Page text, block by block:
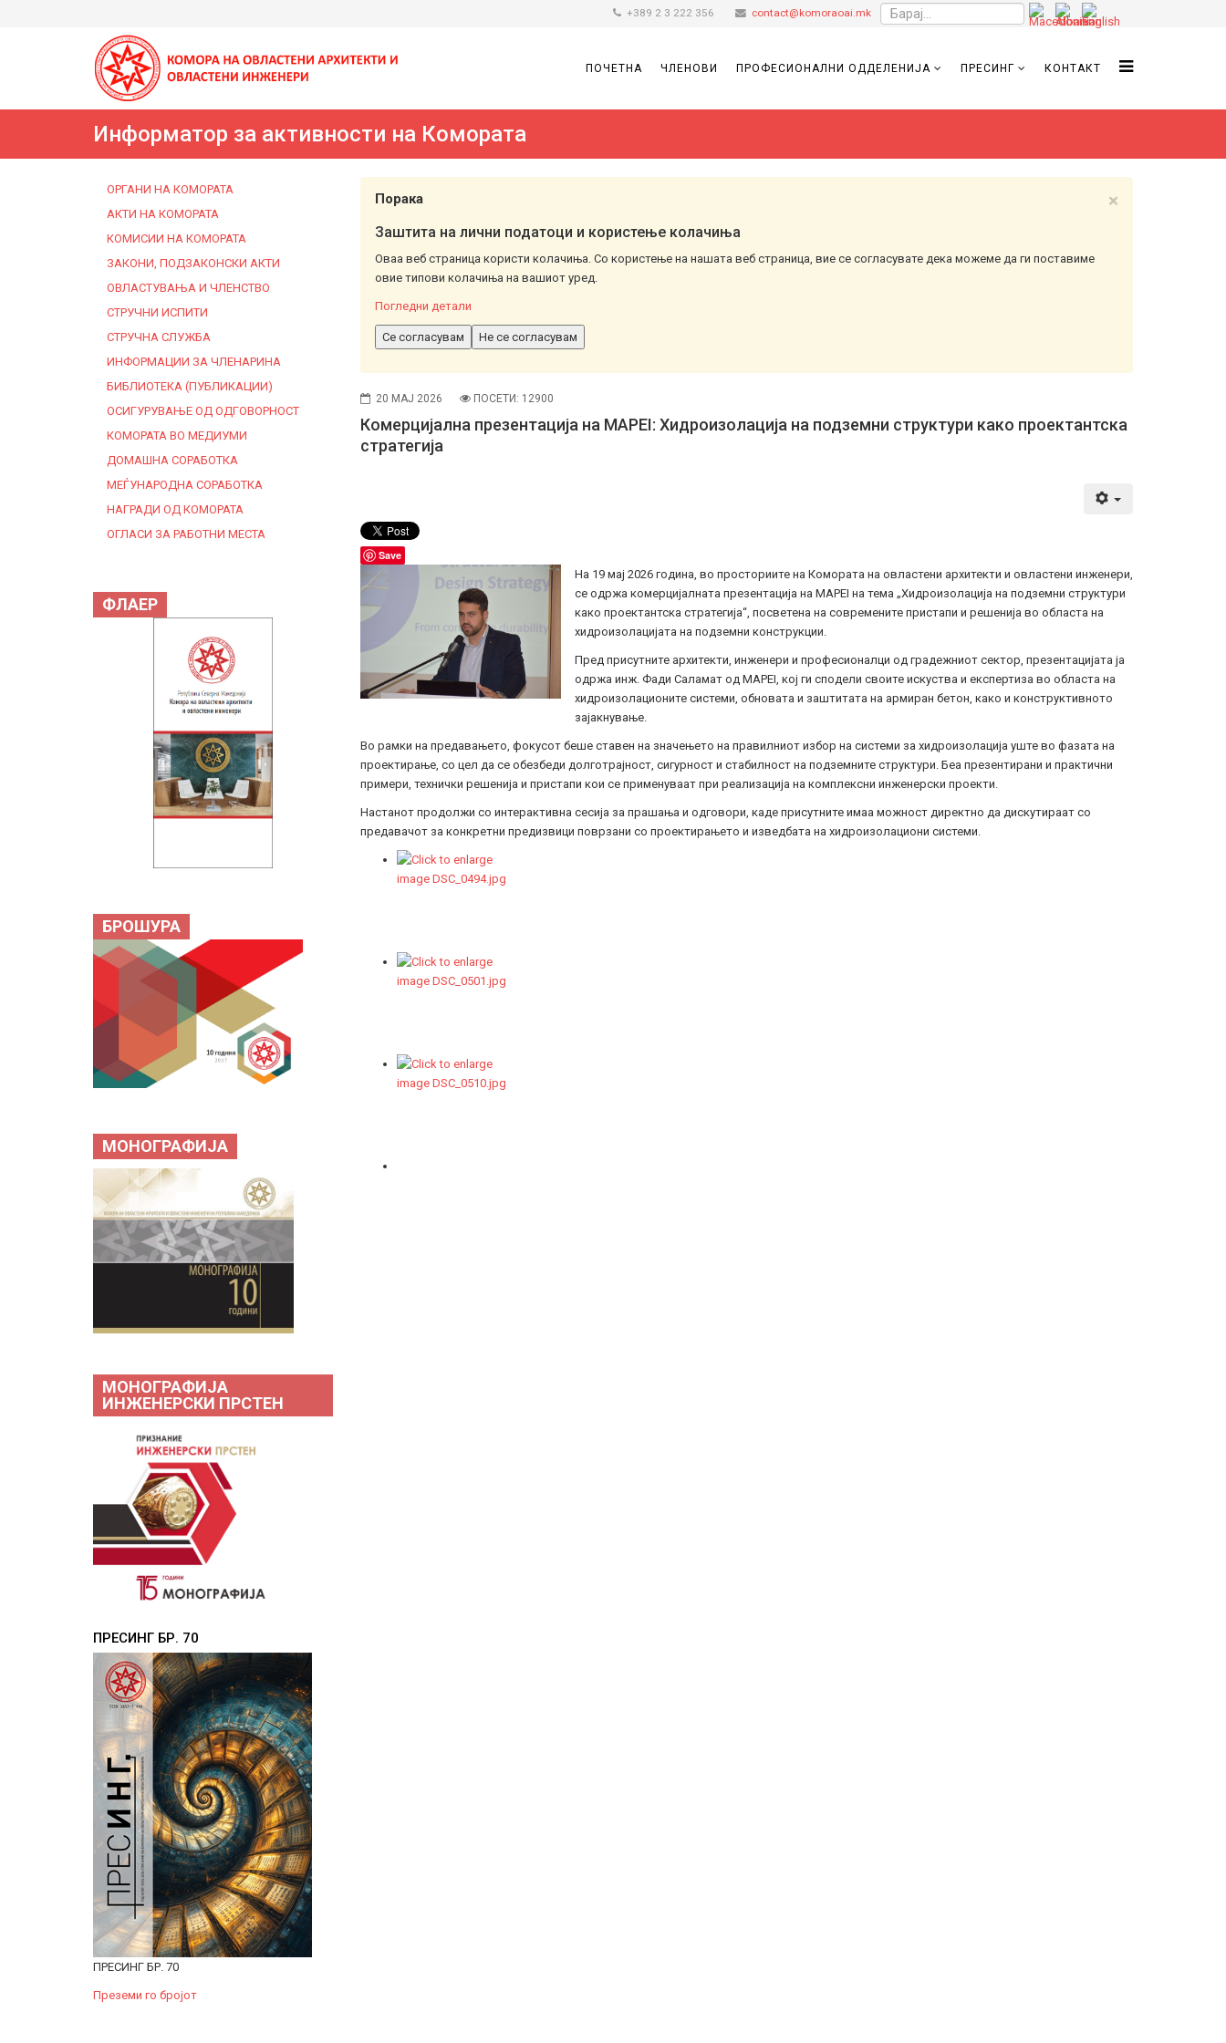
+389 2 3 222 356 contact@komoraoai.mk
ПОЧЕТНА ЧЛЕНОВИ ПРОФЕСИОНАЛНИ ОДДЕЛЕНИЈА ПРЕСИНГ КОНТАКТ
Информатор за активности на Комората
ОРГАНИ НА КОМОРАТА
АКТИ НА КОМОРАТА
КОМИСИИ НА КОМОРАТА
ЗАКОНИ, ПОДЗАКОНСКИ АКТИ
ОВЛАСТУВАЊА И ЧЛЕНСТВО
СТРУЧНИ ИСПИТИ
СТРУЧНА СЛУЖБА
ИНФОРМАЦИИ ЗА ЧЛЕНАРИНА
БИБЛИОТЕКА (ПУБЛИКАЦИИ)
ОСИГУРУВАЊЕ ОД ОДГОВОРНОСТ
КОМОРАТА ВО МЕДИУМИ
ДОМАШНА СОРАБОТКА
МЕЃУНАРОДНА СОРАБОТКА
НАГРАДИ ОД КОМОРАТА
ОГЛАСИ ЗА РАБОТНИ МЕСТА
ФЛАЕР
БРОШУРА
МОНОГРАФИЈА
МОНОГРАФИЈА
ИНЖЕНЕРСКИ ПРСТЕН
ПРЕСИНГ БР. 70
ПРЕСИНГ БР. 70
Преземи го бројот
×
Порака
Заштита на лични податоци и користење колачиња
Оваа веб страница користи колачиња. Со користење на нашата веб страница, вие се согласувате дека можеме да ги поставиме
овие типови колачиња на вашиот уред.
Погледни детали
Се согласувам Не се согласувам
20 МАЈ 2026 ПОСЕТИ: 12900
Комерцијална презентација на MAPEI: Хидроизолација на подземни структури како проектантска
стратегија
Save
На 19 мај 2026 година, во просториите на Комората на овластени архитекти и овластени инженери,
се одржа комерцијалната презентација на MAPEI на тема „Хидроизолација на подземни структури
како проектантска стратегија“, посветена на современите пристапи и решенија во областа на
хидроизолацијата на подземни конструкции.
Пред присутните архитекти, инженери и професионалци од градежниот сектор, презентацијата ја
одржа инж. Фади Саламат од MAPEI, кој ги сподели своите искуства и експертиза во областа на
хидроизолационите системи, обновата и заштитата на армиран бетон, како и конструктивното
зајакнување.
Во рамки на предавањето, фокусот беше ставен на значењето на правилниот избор на системи за хидроизолација уште во фазата на
проектирање, со цел да се обезбеди долготрајност, сигурност и стабилност на подземните структури. Беа презентирани и практични
примери, технички решенија и пристапи кои се применуваат при реализација на комплексни инженерски проекти.
Настанот продолжи со интерактивна сесија за прашања и одговори, каде присутните имаа можност директно да дискутираат со
предавачот за конкретни предизвици поврзани со проектирањето и изведбата на хидроизолациони системи.